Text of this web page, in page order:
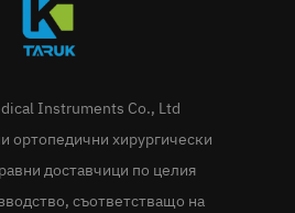
Instruments Co., Ltd
ортопедични хирургически
доставчици по целия
съответстващо на